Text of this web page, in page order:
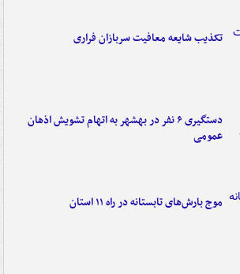
تکذیب شایعه معافیت سربازان فراری
دستگیری ۶ نفر در بهشهر به اتهام تشویش اذهان
عمومی
موج بارش‌های تابستانه در راه ۱۱ استان